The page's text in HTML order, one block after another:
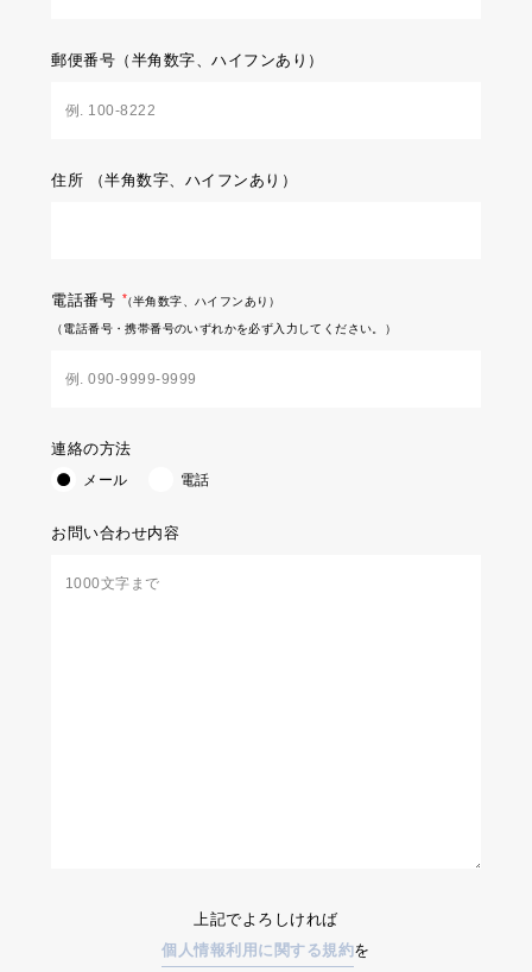
郵便番号 （半角数字、ハイフンあり）
住所 （半角数字、ハイフンあり）
電話番号 （半角数字、ハイフンあり）
（電話番号・携帯番号のいずれかを必ず入力してください。）
連絡の方法
メール 電話
お問い合わせ内容
上記でよろしければ
個人情報利用に関する規約を